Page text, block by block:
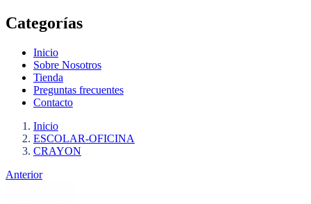
Categorías
Inicio
Sobre Nosotros
Tienda
Preguntas frecuentes
Contacto
Inicio
ESCOLAR-OFICINA
CRAYON
Anterior